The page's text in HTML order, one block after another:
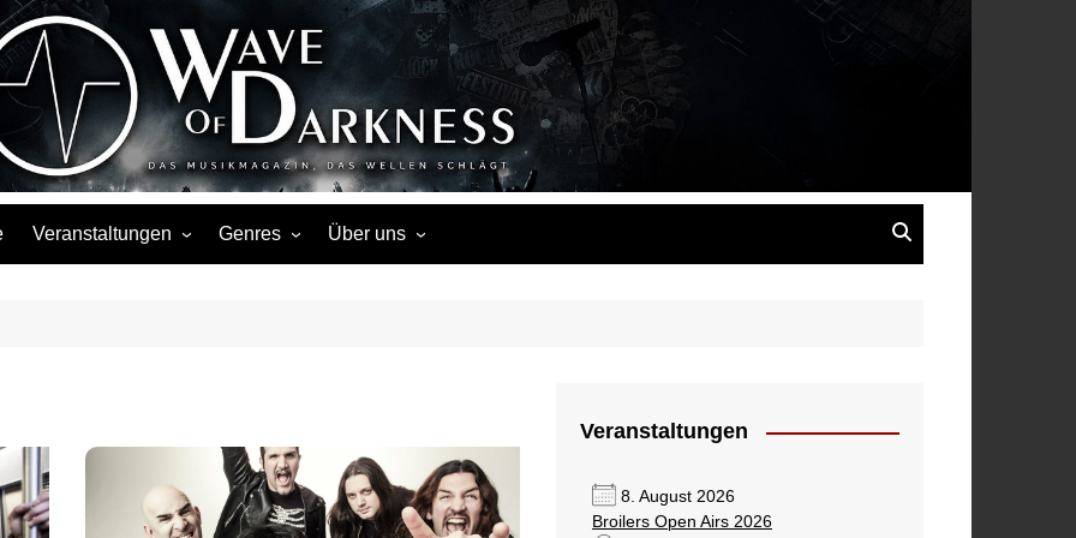
Wave of Darkness
Events, Fotos, Termine, Interviews, Berichte, Musik
Veranstaltungen
Veranstaltungsorte
Genres
Weitere Genres
Über uns
Veranstaltungen
8. August 2026
Broilers Open Airs 2026